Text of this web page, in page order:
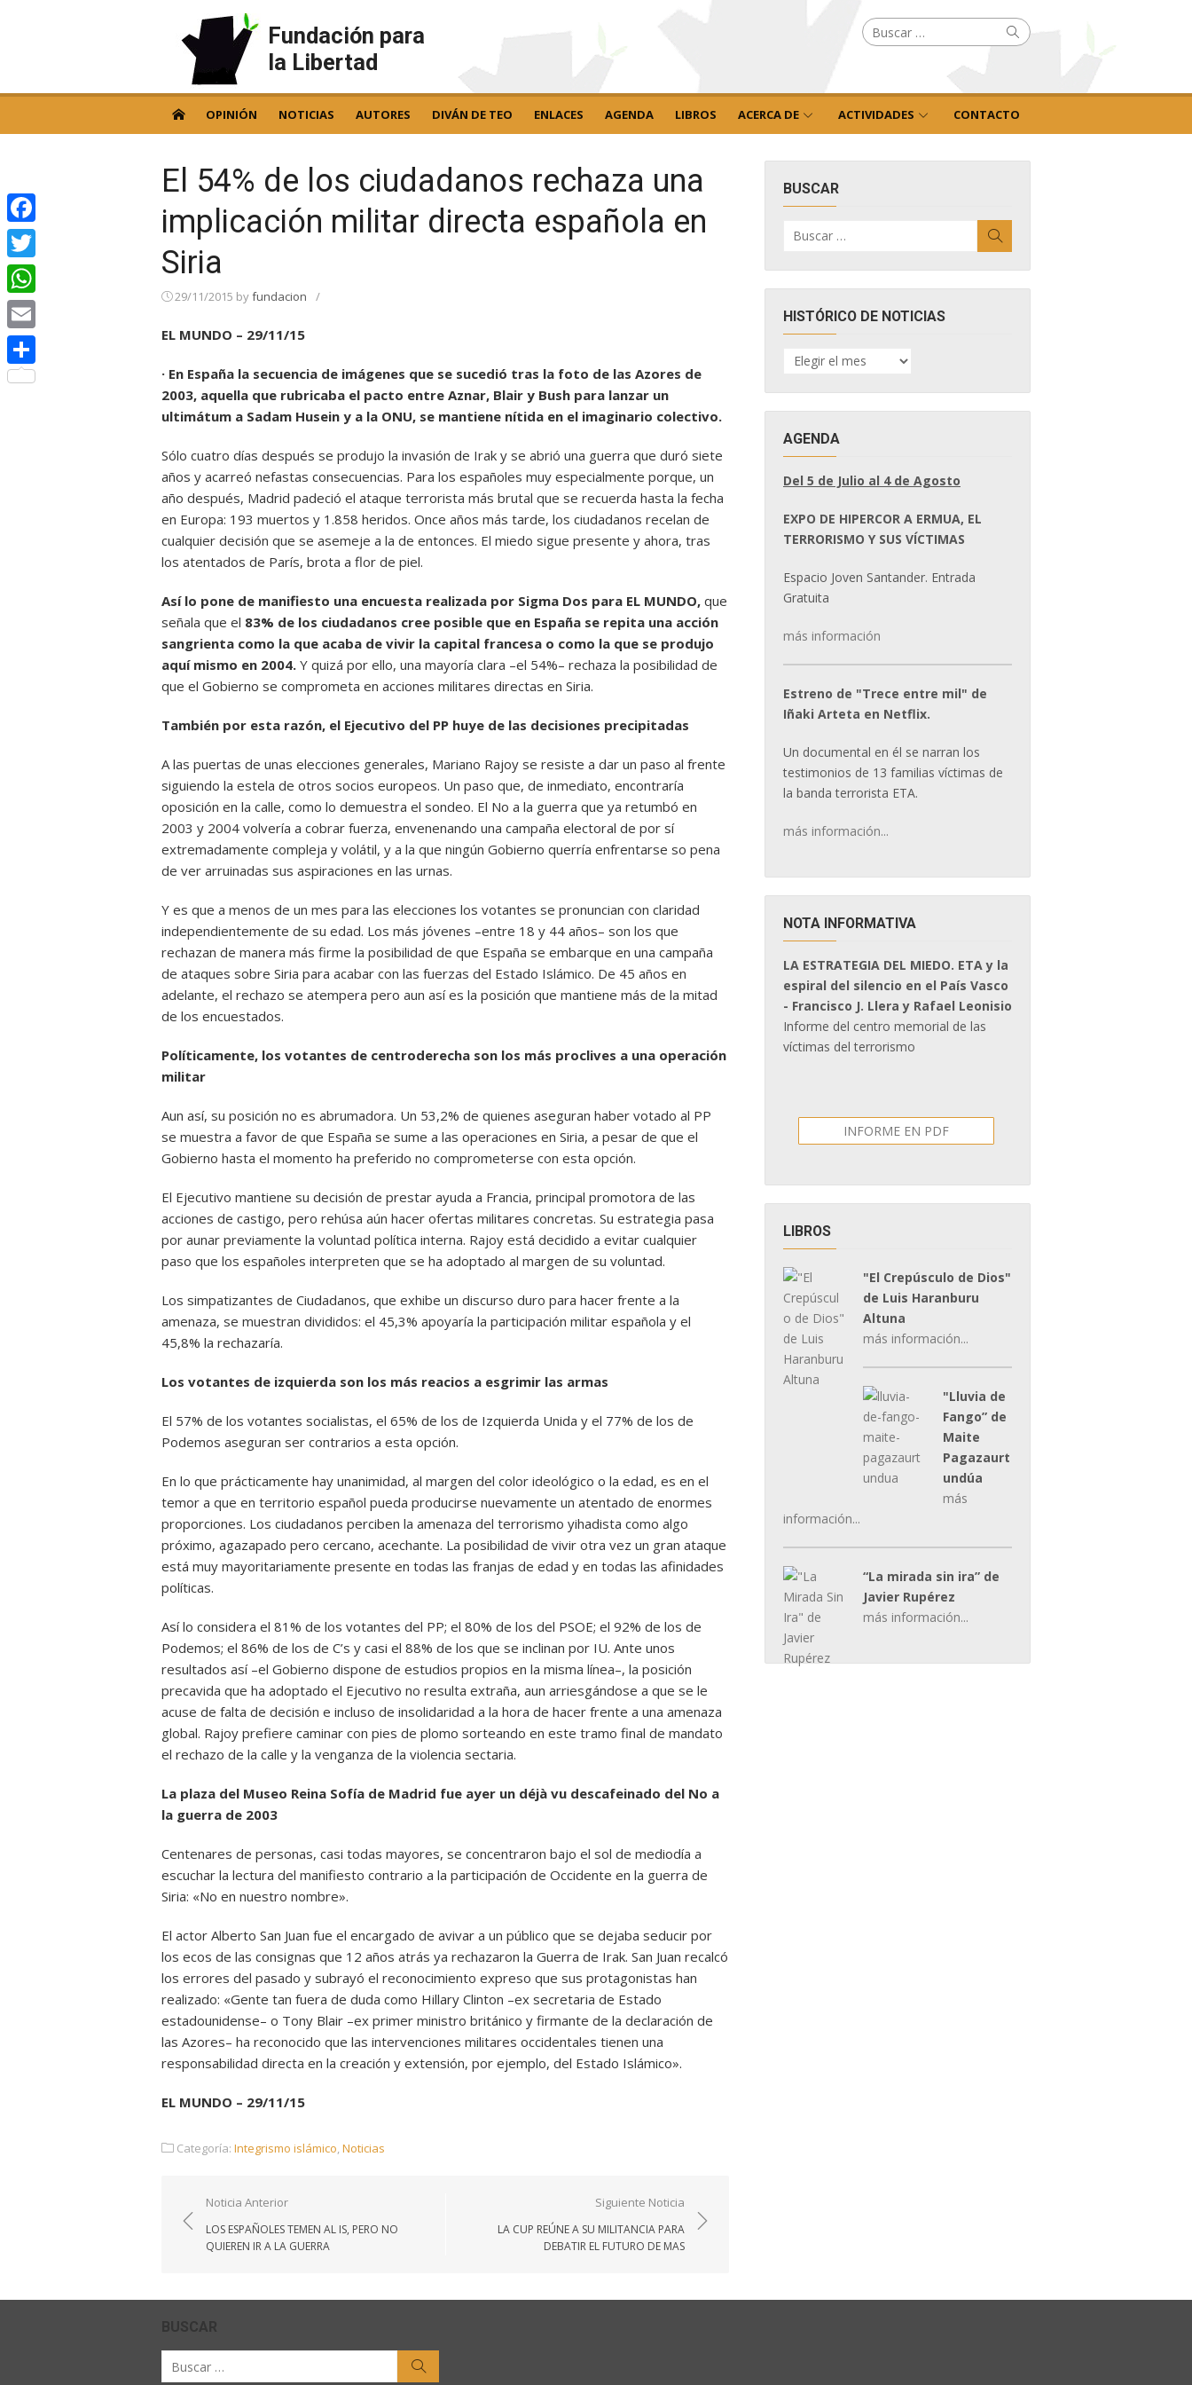
Fundación para
la Libertad
Buscar
por: Buscar
OPINIÓN NOTICIAS AUTORES DIVÁN DE TEO ENLACES AGENDA LIBROS ACERCA DE ACTIVIDADES CONTACTO
El 54% de los ciudadanos rechaza una
implicación militar directa española en
Siria
29/11/2015 byfundacion /
EL MUNDO – 29/11/15
· En España la secuencia de imágenes que se sucedió tras la foto de las Azores de
2003, aquella que rubricaba el pacto entre Aznar, Blair y Bush para lanzar un
ultimátum a Sadam Husein y a la ONU, se mantiene nítida en el imaginario colectivo.
Sólo cuatro días después se produjo la invasión de Irak y se abrió una guerra que duró siete
años y acarreó nefastas consecuencias. Para los españoles muy especialmente porque, un
año después, Madrid padeció el ataque terrorista más brutal que se recuerda hasta la fecha
en Europa: 193 muertos y 1.858 heridos. Once años más tarde, los ciudadanos recelan de
cualquier decisión que se asemeje a la de entonces. El miedo sigue presente y ahora, tras
los atentados de París, brota a flor de piel.
Así lo pone de manifiesto una encuesta realizada por Sigma Dos para EL MUNDO, que
señala que el 83% de los ciudadanos cree posible que en España se repita una acción
sangrienta como la que acaba de vivir la capital francesa o como la que se produjo
aquí mismo en 2004. Y quizá por ello, una mayoría clara –el 54%– rechaza la posibilidad de
que el Gobierno se comprometa en acciones militares directas en Siria.
También por esta razón, el Ejecutivo del PP huye de las decisiones precipitadas
A las puertas de unas elecciones generales, Mariano Rajoy se resiste a dar un paso al frente
siguiendo la estela de otros socios europeos. Un paso que, de inmediato, encontraría
oposición en la calle, como lo demuestra el sondeo. El No a la guerra que ya retumbó en
2003 y 2004 volvería a cobrar fuerza, envenenando una campaña electoral de por sí
extremadamente compleja y volátil, y a la que ningún Gobierno querría enfrentarse so pena
de ver arruinadas sus aspiraciones en las urnas.
Y es que a menos de un mes para las elecciones los votantes se pronuncian con claridad
independientemente de su edad. Los más jóvenes –entre 18 y 44 años– son los que
rechazan de manera más firme la posibilidad de que España se embarque en una campaña
de ataques sobre Siria para acabar con las fuerzas del Estado Islámico. De 45 años en
adelante, el rechazo se atempera pero aun así es la posición que mantiene más de la mitad
de los encuestados.
Políticamente, los votantes de centroderecha son los más proclives a una operación
militar
Aun así, su posición no es abrumadora. Un 53,2% de quienes aseguran haber votado al PP
se muestra a favor de que España se sume a las operaciones en Siria, a pesar de que el
Gobierno hasta el momento ha preferido no comprometerse con esta opción.
El Ejecutivo mantiene su decisión de prestar ayuda a Francia, principal promotora de las
acciones de castigo, pero rehúsa aún hacer ofertas militares concretas. Su estrategia pasa
por aunar previamente la voluntad política interna. Rajoy está decidido a evitar cualquier
paso que los españoles interpreten que se ha adoptado al margen de su voluntad.
Los simpatizantes de Ciudadanos, que exhibe un discurso duro para hacer frente a la
amenaza, se muestran divididos: el 45,3% apoyaría la participación militar española y el
45,8% la rechazaría.
Los votantes de izquierda son los más reacios a esgrimir las armas
El 57% de los votantes socialistas, el 65% de los de Izquierda Unida y el 77% de los de
Podemos aseguran ser contrarios a esta opción.
En lo que prácticamente hay unanimidad, al margen del color ideológico o la edad, es en el
temor a que en territorio español pueda producirse nuevamente un atentado de enormes
proporciones. Los ciudadanos perciben la amenaza del terrorismo yihadista como algo
próximo, agazapado pero cercano, acechante. La posibilidad de vivir otra vez un gran ataque
está muy mayoritariamente presente en todas las franjas de edad y en todas las afinidades
políticas.
Así lo considera el 81% de los votantes del PP; el 80% de los del PSOE; el 92% de los de
Podemos; el 86% de los de C’s y casi el 88% de los que se inclinan por IU. Ante unos
resultados así –el Gobierno dispone de estudios propios en la misma línea–, la posición
precavida que ha adoptado el Ejecutivo no resulta extraña, aun arriesgándose a que se le
acuse de falta de decisión e incluso de insolidaridad a la hora de hacer frente a una amenaza
global. Rajoy prefiere caminar con pies de plomo sorteando en este tramo final de mandato
el rechazo de la calle y la venganza de la violencia sectaria.
La plaza del Museo Reina Sofía de Madrid fue ayer un déjà vu descafeinado del No a
la guerra de 2003
Centenares de personas, casi todas mayores, se concentraron bajo el sol de mediodía a
escuchar la lectura del manifiesto contrario a la participación de Occidente en la guerra de
Siria: «No en nuestro nombre».
El actor Alberto San Juan fue el encargado de avivar a un público que se dejaba seducir por
los ecos de las consignas que 12 años atrás ya rechazaron la Guerra de Irak. San Juan recalcó
los errores del pasado y subrayó el reconocimiento expreso que sus protagonistas han
realizado: «Gente tan fuera de duda como Hillary Clinton –ex secretaria de Estado
estadounidense– o Tony Blair –ex primer ministro británico y firmante de la declaración de
las Azores– ha reconocido que las intervenciones militares occidentales tienen una
responsabilidad directa en la creación y extensión, por ejemplo, del Estado Islámico».
EL MUNDO – 29/11/15
Categoría: Integrismo islámico,Noticias
Navegación
de
entradas
Noticia Anterior
LOS ESPAÑOLES TEMEN AL IS, PERO NO
QUIEREN IR A LA GUERRA
Siguiente Noticia
LA CUP REÚNE A SU MILITANCIA PARA
DEBATIR EL FUTURO DE MAS
BUSCAR
por:
HISTÓRICO DE NOTICIAS
HISTÓRICO
DE
AGENDA
Del 5 de Julio al 4 de Agosto
EXPO DE HIPERCOR A ERMUA, EL
TERRORISMO Y SUS VÍCTIMAS
Espacio Joven Santander. Entrada
Gratuita
más información
Estreno de "Trece entre mil" de
Iñaki Arteta en Netflix.
Un documental en él se narran los
testimonios de 13 familias víctimas de
la banda terrorista ETA.
más información...
NOTA INFORMATIVA
LA ESTRATEGIA DEL MIEDO. ETA y la
espiral del silencio en el País Vasco
- Francisco J. Llera y Rafael Leonisio
Informe del centro memorial de las
víctimas del terrorismo
INFORME EN PDF
LIBROS
"El Crepúsculo de Dios"
de Luis Haranburu
Altuna
más información...
"Lluvia de
Fango” de
Maite
Pagazaurt
undúa
más
información...
“La mirada sin ira” de
Javier Rupérez
más información...
BUSCAR
Buscar
por:
Facebook
Twitter
WhatsApp
Email
Compartir